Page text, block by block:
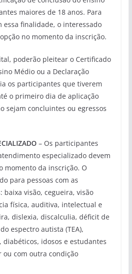
maiores de 18 anos. Para
essa finalidade, o interessado
no momento da inscrição.
poderão pleitear o Certificado
Médio ou a Declaração
os participantes que tiverem
o primeiro dia de aplicação
sejam concluintes ou egressos
– Os participantes
especializado devem
momento da inscrição. O
para pessoas com as
baixa visão, cegueira, visão
física, auditiva, intelectual e
dislexia, discalculia, déficit de
espectro autista (TEA),
diabéticos, idosos e estudantes
ou com outra condição